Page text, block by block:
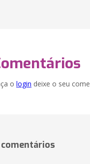
o login deixe o seu